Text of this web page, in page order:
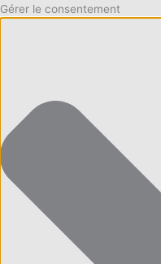
Gérer le consentement